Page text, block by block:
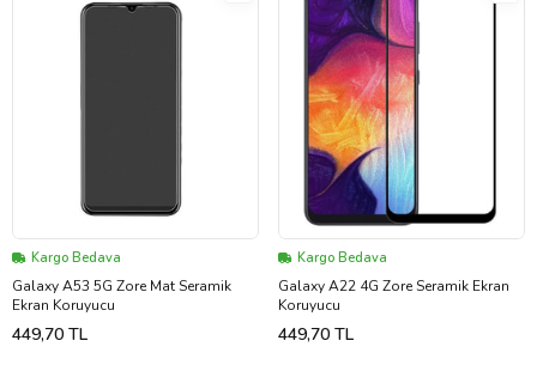
Kargo Bedava
Galaxy A53 5G Zore Mat Seramik
Ekran Koruyucu
449,70 TL
Kargo Bedava
Galaxy A22 4G Zore Seramik Ekran
Koruyucu
449,70 TL